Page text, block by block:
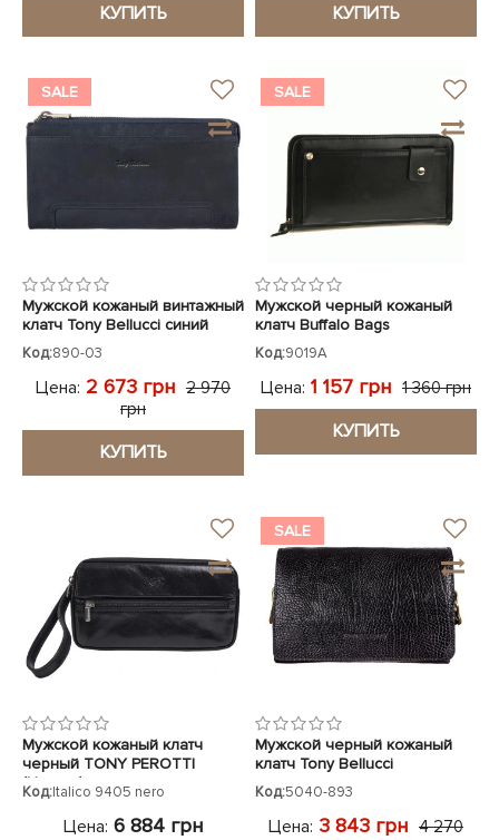
КУПИТЬ КУПИТЬ
SALE
Мужской кожаный винтажный
клатч Tony Bellucci синий
Код:890-03
Цена: 2 673 грн 2 970
грн
КУПИТЬ
SALE
Мужской черный кожаный
клатч Buffalo Bags
Код:9019A
Цена: 1 157 грн 1 360 грн
КУПИТЬ
Мужской кожаный клатч
черный TONY PEROTTI
(Италия)
Код:Italico 9405 nero
Цена: 6 884 грн
SALE
Мужской черный кожаный
клатч Tony Bellucci
Код:5040-893
Цена: 3 843 грн 4 270